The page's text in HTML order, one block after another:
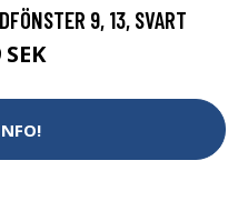
9, 13, SVART